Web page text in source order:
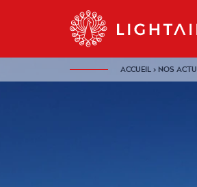
Aller au contenu
ACCUEIL› NOS